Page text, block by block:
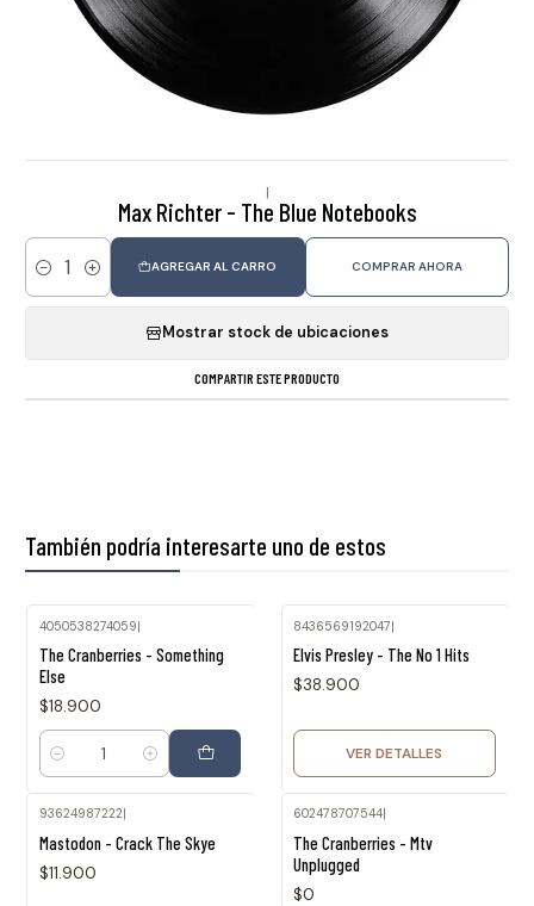
|
Max Richter - The Blue Notebooks
Cantidad
AGREGAR AL CARRO COMPRAR AHORA
Mostrar stock de ubicaciones
COMPARTIR ESTE PRODUCTO
También podría interesarte uno de estos
4050538274059|
The Cranberries - Something
Else
$18.900
Cantidad
8436569192047|
Elvis Presley - The No 1 Hits
$38.900
VER DETALLES
93624987222|
Mastodon - Crack The Skye
$11.900
602478707544
The Cranberries - Mtv
Unplugged
$0